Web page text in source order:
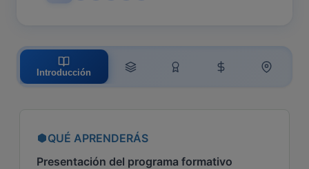
Introducción
QUÉ APRENDERÁS
Presentación del programa formativo